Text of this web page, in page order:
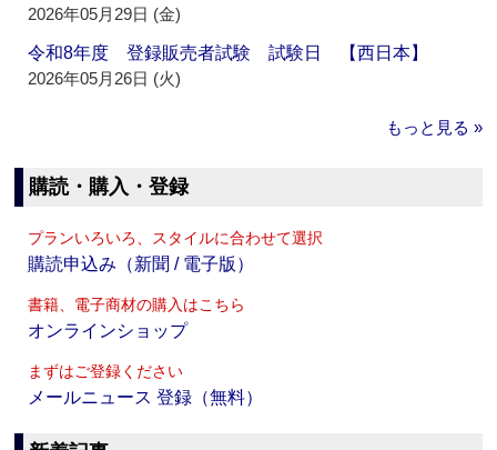
2026年05月29日 (金)
令和8年度 登録販売者試験 試験日 【西日本】
2026年05月26日 (火)
もっと見る »
購読・購入・登録
プランいろいろ、スタイルに合わせて選択
購読申込み（新聞 / 電子版）
書籍、電子商材の購入はこちら
オンラインショップ
まずはご登録ください
メールニュース 登録（無料）